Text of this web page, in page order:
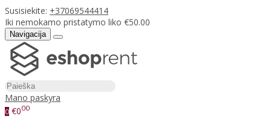
Susisiekite: +37069544414
Iki nemokamo pristatymo liko €50.00
Navigacija
Mano paskyra
0 €000